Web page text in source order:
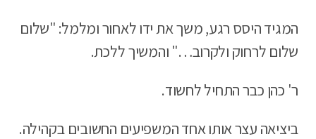
המגיד היסס רגע, משך את ידו לאחור ומלמל: "שלום
שלום לרחוק ולקרוב…" והמשיך ללכת.
ר' כהן כבר התחיל לחשוד.
ביציאה עצר אותו אחד המשפיעים החשובים בקהילה.